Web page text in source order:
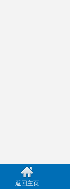
返回主页